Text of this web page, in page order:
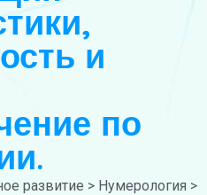
и
по
развитие > Нумерология >